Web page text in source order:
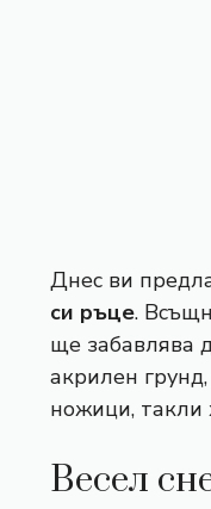
Днес ви
си ръце.
ще забавлява
акрилен
ножици, такли
Весел